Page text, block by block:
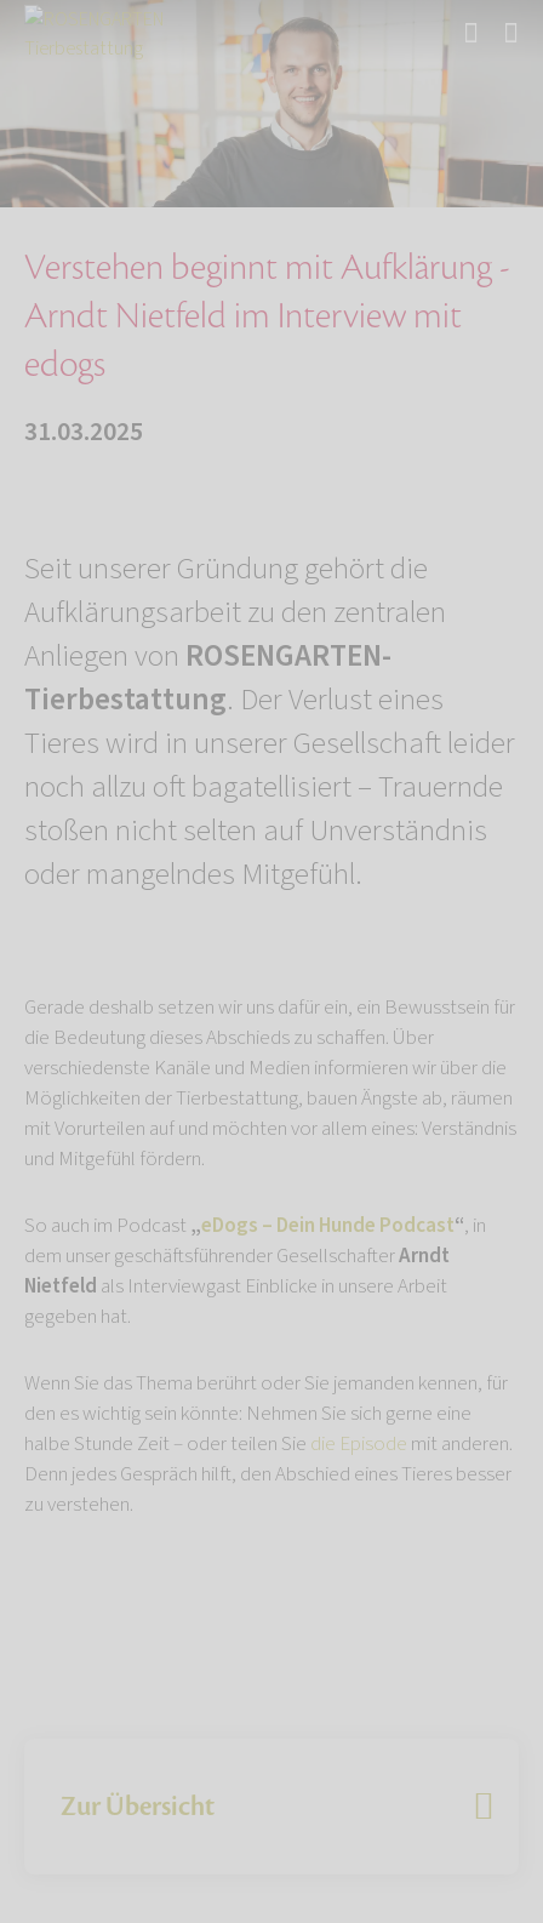
Über uns
Verstehen beginnt mit Aufklärung - Arndt Niet…
Verstehen beginnt mit Aufklärung -
Arndt Nietfeld im Interview mit
edogs
31.03.2025
Seit unserer Gründung gehört die
Aufklärungsarbeit zu den zentralen
Anliegen von ROSENGARTEN-
Tierbestattung. Der Verlust eines
Tieres wird in unserer Gesellschaft leider
noch allzu oft bagatellisiert – Trauernde
stoßen nicht selten auf Unverständnis
oder mangelndes Mitgefühl.
Gerade deshalb setzen wir uns dafür ein, ein Bewusstsein für
die Bedeutung dieses Abschieds zu schaffen. Über
verschiedenste Kanäle und Medien informieren wir über die
Möglichkeiten der Tierbestattung, bauen Ängste ab, räumen
mit Vorurteilen auf und möchten vor allem eines: Verständnis
und Mitgefühl fördern.
So auch im Podcast „eDogs – Dein Hunde Podcast“, in
dem unser geschäftsführender GesellschafterArndt
Nietfeld als Interviewgast Einblicke in unsere Arbeit
gegeben hat.
Wenn Sie das Thema berührt oder Sie jemanden kennen, für
den es wichtig sein könnte: Nehmen Sie sich gerne eine
halbe Stunde Zeit – oder teilen Sie die Episode mit anderen.
Denn jedes Gespräch hilft, den Abschied eines Tieres besser
zu verstehen.
Zur Übersicht